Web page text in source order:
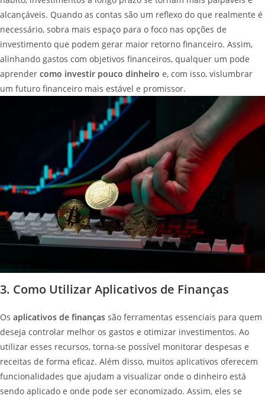
alcançáveis. Quando as contas são um reflexo do que realmente é
necessário, sobra mais espaço para o foco nas opções de
investimento que podem gerar maior retorno financeiro. Assim,
alinhando gastos com objetivos financeiros, qualquer um pode
aprender como investir pouco dinheiro e, com isso, vislumbrar
um futuro financeiro mais estável e promissor.
3. Como Utilizar Aplicativos de Finanças
Os aplicativos de finanças são ferramentas essenciais para quem
deseja controlar melhor os gastos e otimizar investimentos. Ao
utilizar esses recursos, torna-se possível monitorar despesas e
receitas de forma eficaz. Além disso, muitos aplicativos oferecem
funcionalidades que ajudam a visualizar onde o dinheiro está
sendo aplicado e onde pode ser economizado. Assim, eles se